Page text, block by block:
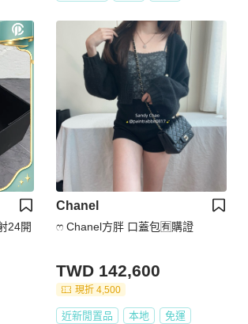
24開
Chanel
ෆ Chanel方胖 口蓋包🈶購證
TWD 142,600
現折 4,500
近新閒置品 本地 免運